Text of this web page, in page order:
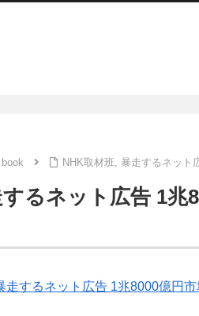
book NHK取材班, 暴走するネット
るネット広告 1兆
走するネット広告 1兆8000億円